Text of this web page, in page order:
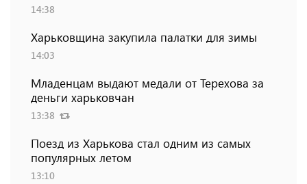
14:38
Харьковщина закупила палатки для зимы
14:03
Младенцам выдают медали от Терехова за
деньги харьковчан
13:38
Поезд из Харькова стал одним из самых
популярных летом
13:10